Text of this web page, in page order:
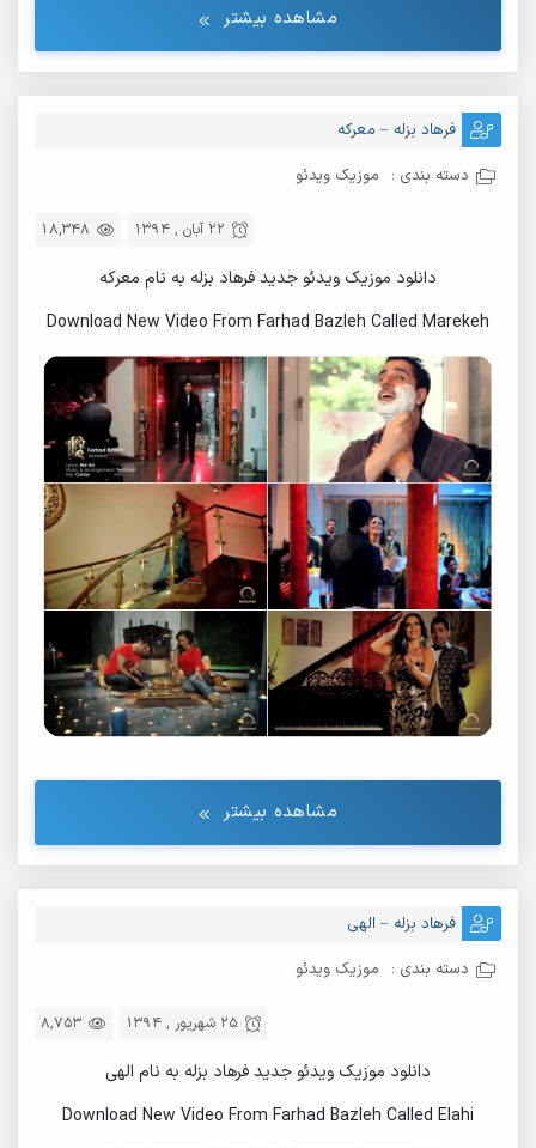
مشاهده بیشتر
فرهاد بزله – معرکه
دسته بندی : موزیک ویدئو
18,348 22 آبان , 1394
دانلود موزیک ویدئو جدید فرهاد بزله به نام معرکه
Download New Video From Farhad Bazleh Called Marekeh
مشاهده بیشتر
فرهاد بزله – الهی
دسته بندی : موزیک ویدئو
8,753 25 شهریور , 1394
دانلود موزیک ویدئو جدید فرهاد بزله به نام الهی
Download New Video From Farhad Bazleh Called Elahi